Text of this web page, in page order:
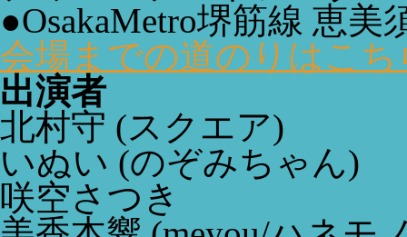
●OsakaMetro堺筋線 恵
会場までの道のりはこち
出演者
北村守 (スクエア)
いぬい (のぞみちゃん)
咲空さつき